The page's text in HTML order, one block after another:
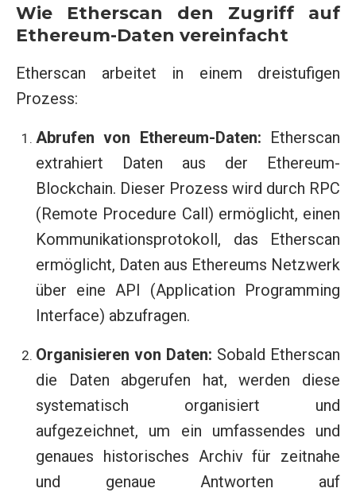
Wie Etherscan den Zugriff auf
Ethereum-Daten vereinfacht
Etherscan arbeitet in einem dreistufigen
Prozess:
Abrufen von Ethereum-Daten: Etherscan
extrahiert Daten aus der Ethereum-
Blockchain. Dieser Prozess wird durch RPC
(Remote Procedure Call) ermöglicht, einen
Kommunikationsprotokoll, das Etherscan
ermöglicht, Daten aus Ethereums Netzwerk
über eine API (Application Programming
Interface) abzufragen.
Organisieren von Daten: Sobald Etherscan
die Daten abgerufen hat, werden diese
systematisch organisiert und
aufgezeichnet, um ein umfassendes und
genaues historisches Archiv für zeitnahe
und genaue Antworten auf